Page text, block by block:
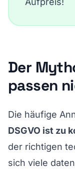
Der
passen
Die häufige
DSGVO ist zu
der richtigen
sich viele